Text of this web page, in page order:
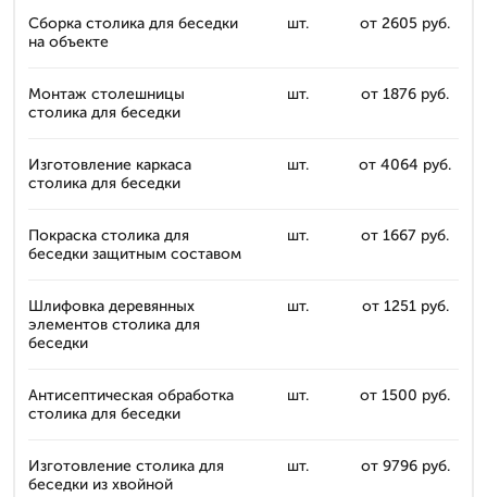
Сборка столика для беседки
на объекте
шт. от 2605 руб.
Монтаж столешницы
столика для беседки
шт. от 1876 руб.
Изготовление каркаса
столика для беседки
шт. от 4064 руб.
Покраска столика для
беседки защитным составом
шт. от 1667 руб.
Шлифовка деревянных
элементов столика для
беседки
шт. от 1251 руб.
Антисептическая обработка
столика для беседки
шт. от 1500 руб.
Изготовление столика для
беседки из хвойной
шт. от 9796 руб.